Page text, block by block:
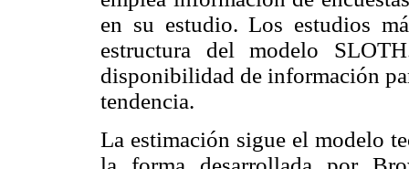
en su estudio. Los estudios
estructura del modelo
disponibilidad de información
tendencia.
La estimación sigue el modelo